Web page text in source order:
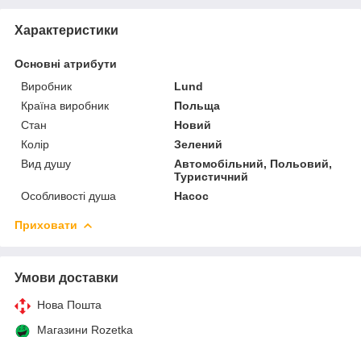
Характеристики
Основні атрибути
Виробник
Lund
Країна виробник
Польща
Стан
Новий
Колір
Зелений
Вид душу
Автомобільний, Польовий,
Туристичний
Особливості душа
Насос
Приховати
Умови доставки
Нова Пошта
Магазини Rozetka